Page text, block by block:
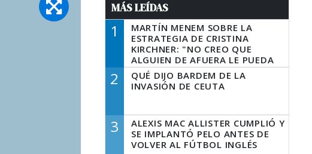
MÁS LEÍDAS
1
MARTÍN MENEM SOBRE LA
ESTRATEGIA DE CRISTINA
KIRCHNER: "NO CREO QUE
ALGUIEN DE AFUERA LE PUEDA
DECIR A LA JUSTICIA LO QUE
TIENE QUE HACER"
2
QUÉ DIJO BARDEM DE LA
INVASIÓN DE CEUTA
3
ALEXIS MAC ALLISTER CUMPLIÓ Y
SE IMPLANTÓ PELO ANTES DE
VOLVER AL FÚTBOL INGLÉS